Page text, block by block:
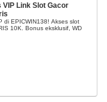
VIP Link Slot Gacor
di EPICWIN138! Akses slot
10K. Bonus eksklusif, WD